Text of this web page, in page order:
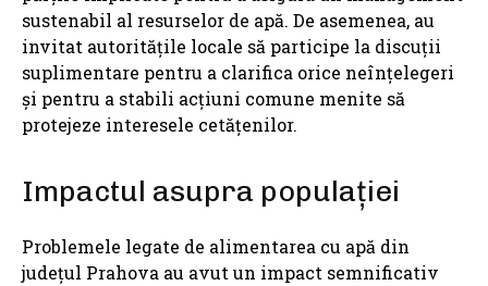
sustenabil al resurselor de apă. De asemenea, au
invitat autoritățile locale să participe la discuții
suplimentare pentru a clarifica orice neînțelegeri
și pentru a stabili acțiuni comune menite să
protejeze interesele cetățenilor.
Impactul asupra populației
Problemele legate de alimentarea cu apă din
județul Prahova au avut un impact semnificativ